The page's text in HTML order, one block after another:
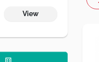
View